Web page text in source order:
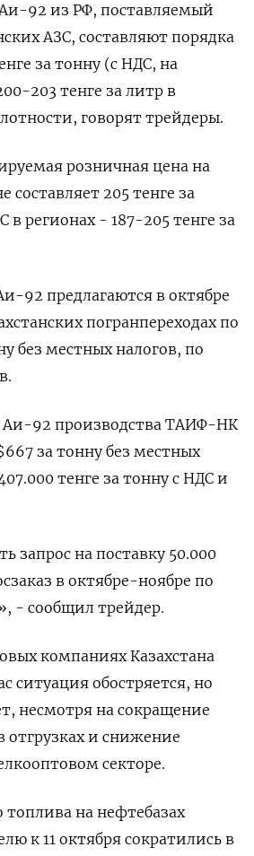
92 из РФ, поставляемый
АЗС, составляют порядка
за тонну (с НДС, на
203 тенге за литр в
говорят трейдеры.
розничная цена на
составляет 205 тенге за
в регионах - 187-205 тенге за
92 предлагаются в октябре
погранпереходах по
без местных налогов, по
Аи-92 производства ТАИФ-НК
за тонну без местных
тенге за тонну с НДС и
запрос на поставку 50.000
в октябре-ноябре по
- сообщил трейдер.
компаниях Казахстана
ситуация обостряется, но
несмотря на сокращение
отгрузках и снижение
секторе.
топлива на нефтебазах
к 11 октября сократились в